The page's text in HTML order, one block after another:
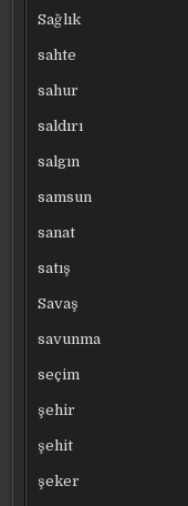
Sağlık
sahte
sahur
saldırı
salgın
samsun
sanat
satış
Savaş
savunma
seçim
şehir
şehit
şeker